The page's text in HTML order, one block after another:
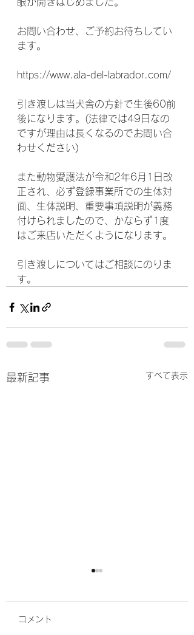
お問い合わせ、ご予約お待ちしてい
ます。
https://www.ala-del-labrador.com/
引き渡しは当犬舎の方針で生後60前
後になります。(法律では49日なの
ですが理由は長くなるのでお問い合
わせください)
また動物愛護法が令和2年6月1日改
正され、必ず登録事業所での生体対
面、生体説明、重要事項説明が義務
付けられましたので、かならず1度
はご来店いただくようになります。
引き渡しについてはご相談にのりま
す。
最新記事 すべて表示
コメント